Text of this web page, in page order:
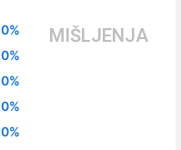
0%
0%
0%
0%
0%
MIŠLJENJA